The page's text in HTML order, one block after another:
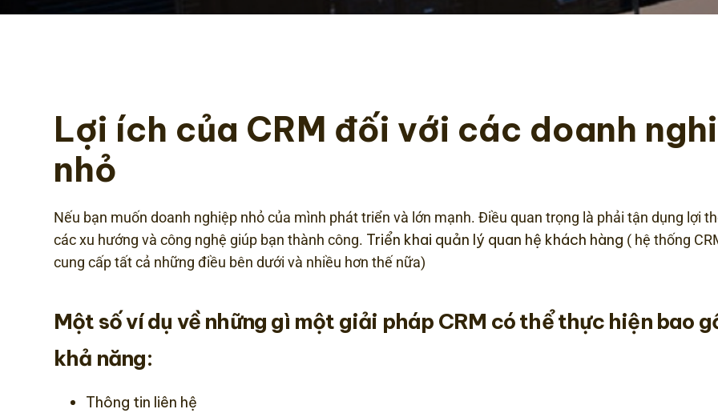
Lợi ích của CRM đối với các doanh
nhỏ
Nếu bạn muốn doanh nghiệp nhỏ của mình phát triển và lớn mạnh. Điều quan trọng là phải tận dụng lợi
các xu hướng và công nghệ giúp bạn thành công. Triển khai quản lý quan hệ khách hàng ( hệ thống
cung cấp tất cả những điều bên dưới và nhiều hơn thế nữa)
Một số ví dụ về những gì một giải pháp CRM có thể thực hiện bao
khả năng:
Thông tin liên hệ